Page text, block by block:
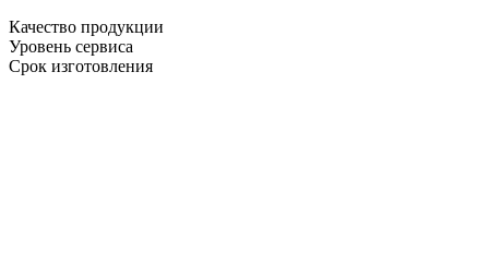
Качество продукции
Уровень сервиса
Срок изготовления